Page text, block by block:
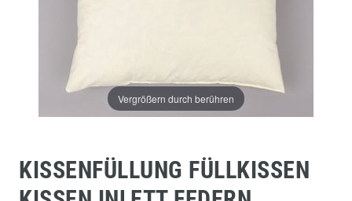
Vergrößern durch berühren
KISSENFÜLLUNG FÜLLKISSEN